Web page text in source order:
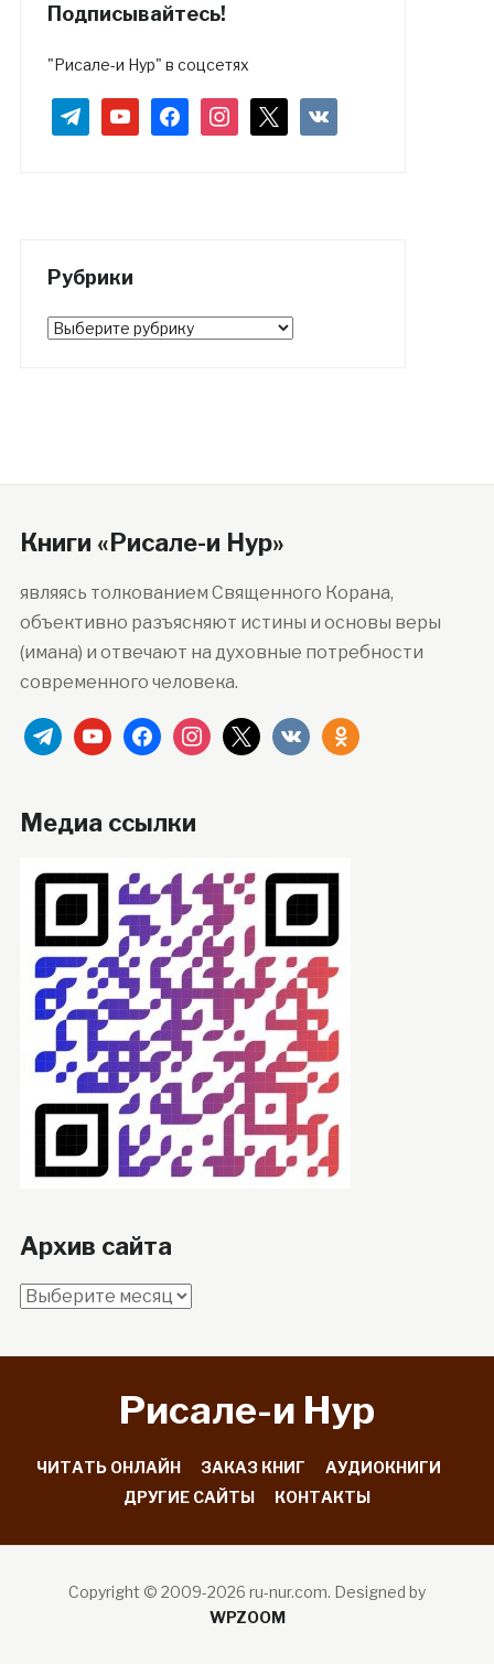
Подписывайтесь!
"Рисале-и Нур" в соцсетях
telegramyoutubefacebookinstagram vkontakte
Рубрики
Рубрики
Книги «Рисале-и Нур»
являясь толкованием Священного Корана,
объективно разъясняют истины и основы веры
(имана) и отвечают на духовные потребности
современного человека.
telegramyoutubefacebookinstagram
x vkontakteodnoklassniki
Медиа ссылки
Архив сайта
Архив
Рисале-и Hyp
ЧИТАТЬ ОНЛАЙН ЗАКАЗ КНИГ
АУДИОКНИГИ
ДРУГИЕ САЙТЫ
КОНТАКТЫ
Copyright © 2009-2026 ru-nur.com. Designed by
WPZOOM